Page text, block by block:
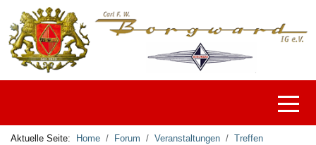
Off-
Aktuelle Seite: Home Forum Veranstaltungen
Treffen